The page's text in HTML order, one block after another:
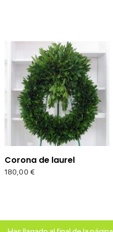
Corona de laurel
Precio
180,00 €